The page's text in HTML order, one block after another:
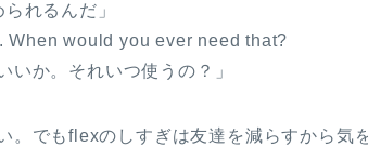
れるんだ」
When would you ever need that?
いか。それいつ使うの？」
。でもflexのしすぎは友達を減らすから気